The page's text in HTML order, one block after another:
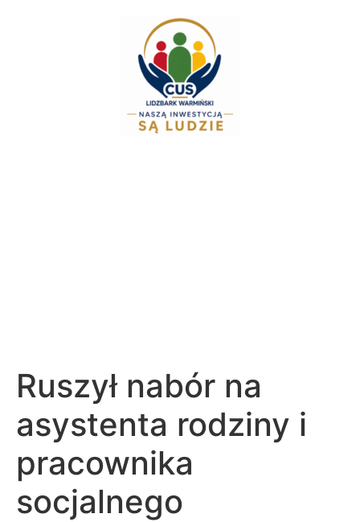
Ruszył nabór na
asystenta rodziny i
pracownika
socjalnego